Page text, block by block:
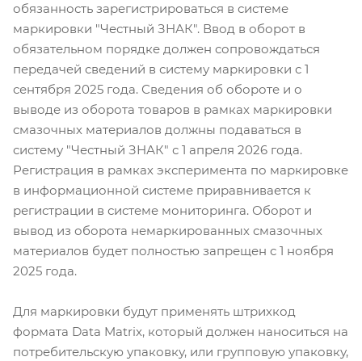
обязанность зарегистрироваться в системе
маркировки "Честный ЗНАК". Ввод в оборот в
обязательном порядке должен сопровождаться
передачей сведений в систему маркировки с 1
сентября 2025 года. Сведения об обороте и о
выводе из оборота товаров в рамках маркировки
смазочных материалов должны подаваться в
систему "Честный ЗНАК" с 1 апреля 2026 года.
Регистрация в рамках эксперимента по маркировке
в информационной системе приравнивается к
регистрации в системе мониторинга. Оборот и
вывод из оборота немаркированных смазочных
материалов будет полностью запрещен с 1 ноября
2025 года.
Для маркировки будут применять штрихкод
формата Data Matrix, который должен наноситься на
потребительскую упаковку, или групповую упаковку,